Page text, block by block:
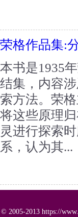
荣格作品集:
本书是1935
结集，内容
索方法。荣
将这些原理
灵进行探索
系，认为其...
© 2005-2013 https://